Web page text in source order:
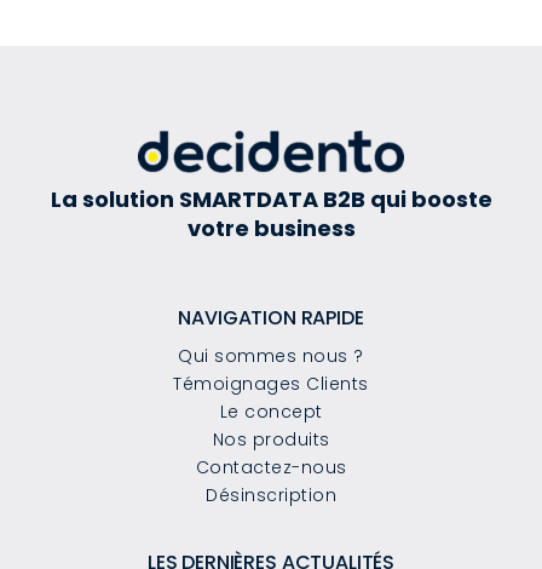
La solution SMARTDATA B2B qui booste
votre business
NAVIGATION RAPIDE
Qui sommes nous ?
Témoignages Clients
Le concept
Nos produits
Contactez-nous
Désinscription
LES DERNIÈRES ACTUALITÉS